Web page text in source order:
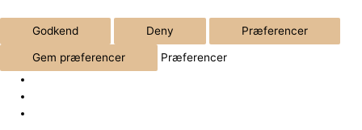
Godkend Deny Præferencer
Gem præferencer Præferencer